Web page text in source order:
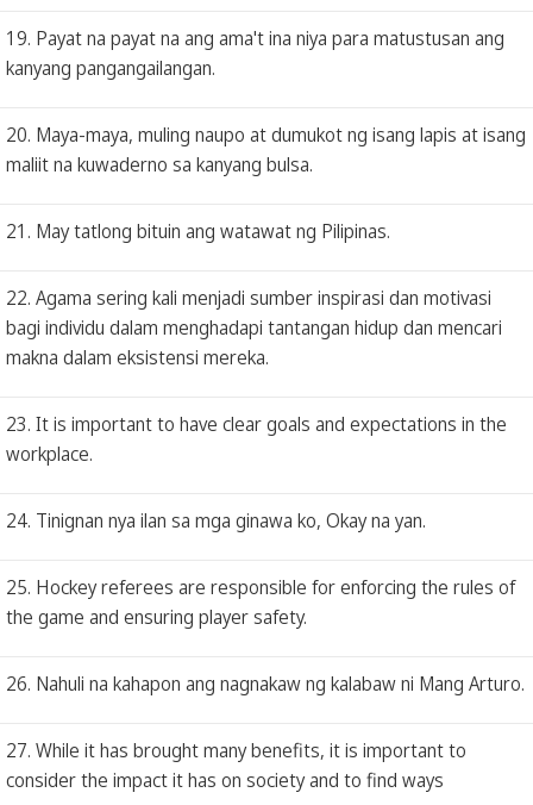
19. Payat na payat na ang ama't ina niya para matustusan ang
kanyang pangangailangan.
20. Maya-maya, muling naupo at dumukot ng isang lapis at isang
maliit na kuwaderno sa kanyang bulsa.
21. May tatlong bituin ang watawat ng Pilipinas.
22. Agama sering kali menjadi sumber inspirasi dan motivasi
bagi individu dalam menghadapi tantangan hidup dan mencari
makna dalam eksistensi mereka.
23. It is important to have clear goals and expectations in the
workplace.
24. Tinignan nya ilan sa mga ginawa ko, Okay na yan.
25. Hockey referees are responsible for enforcing the rules of
the game and ensuring player safety.
26. Nahuli na kahapon ang nagnakaw ng kalabaw ni Mang Arturo.
27. While it has brought many benefits, it is important to
consider the impact it has on society and to find ways